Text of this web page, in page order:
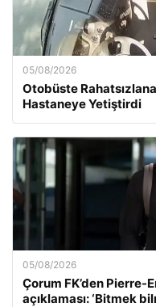
05/08/2026
Otobüste
Hastaneye Yetiştirdi
05/08/2026
Çorum FK’den
açıklaması: ‘Bitmek